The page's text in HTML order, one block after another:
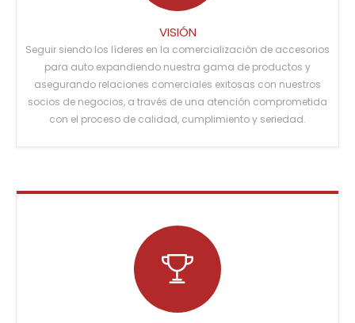
VISIÓN
Seguir siendo los líderes en la comercialización de accesorios
para auto expandiendo nuestra gama de productos y
asegurando relaciones comerciales exitosas con nuestros
socios de negocios, a través de una atención comprometida
con el proceso de calidad, cumplimiento y seriedad.